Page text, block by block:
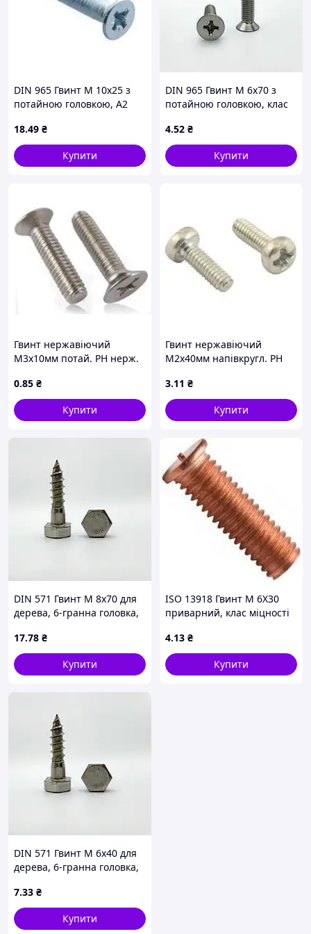
DIN 965 Гвинт М 10х25 з
потайною головкою, А2
18.49 ₴
Купити
DIN 965 Гвинт М 6х70 з
потайною головкою, клас
4.52 ₴
Купити
Гвинт нержавіючий
М3х10мм потай. PH нерж.
0.85 ₴
Купити
Гвинт нержавіючий
М2х40мм напівкругл. PH
3.11 ₴
Купити
DIN 571 Гвинт М 8х70 для
дерева, 6-гранна головка,
17.78 ₴
Купити
ISO 13918 Гвинт М 6Х30
приварний, клас міцності
4.13 ₴
Купити
DIN 571 Гвинт М 6х40 для
дерева, 6-гранна головка,
7.33 ₴
Купити